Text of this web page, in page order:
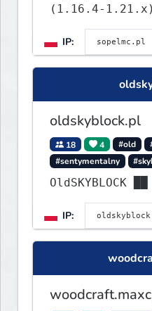
(1.16.4-1.21.x)
IP:
oldskyblock.pl
18 4 #old
#sentymentalny
OldSKYBLOCK ██
IP: